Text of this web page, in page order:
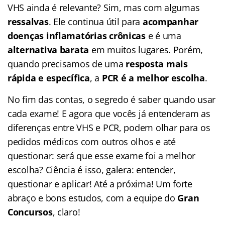
VHS ainda é relevante? Sim, mas com algumas
ressalvas. Ele continua útil para acompanhar
doenças inflamatórias crônicase é uma
alternativa barata em muitos lugares. Porém,
quando precisamos de uma resposta mais
rápida e específica, a PCR é a melhor escolha.
No fim das contas, o segredo é saber quando usar
cada exame! E agora que vocês já entenderam as
diferenças entre VHS e PCR, podem olhar para os
pedidos médicos com outros olhos e até
questionar: será que esse exame foi a melhor
escolha? Ciência é isso, galera: entender,
questionar e aplicar! Até a próxima! Um forte
abraço e bons estudos, com a equipe do Gran
Concursos, claro!